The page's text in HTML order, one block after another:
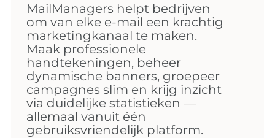
MailManagers helpt bedrijven
om van elke e-mail een krachtig
marketingkanaal te maken.
Maak professionele
handtekeningen, beheer
dynamische banners, groepeer
campagnes slim en krijg inzicht
via duidelijke statistieken —
allemaal vanuit één
gebruiksvriendelijk platform.